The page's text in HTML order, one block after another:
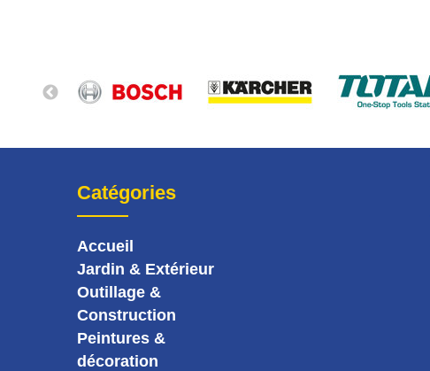
Catégories
Accueil
Jardin & Extérieur
Outillage &
Construction
Peintures &
décoration